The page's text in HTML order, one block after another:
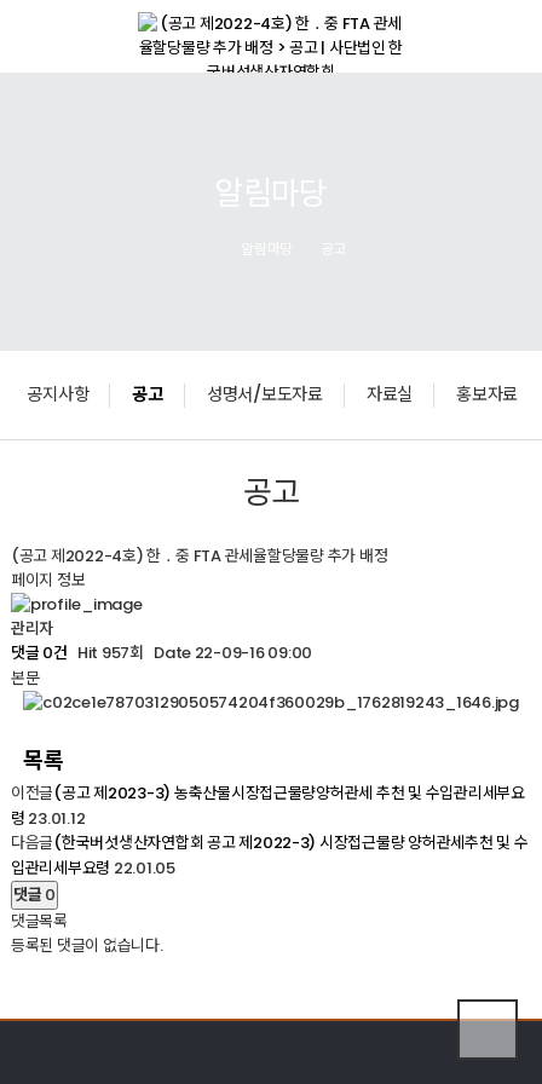
공지사항 공고 성명서/보도자료 자료실 홍보자료
공고
(공고 제2022-4호) 한 ․ 중 FTA 관세율할당물량 추가 배정
페이지 정보
관리자
댓글 0건 Hit 957회 Date 22-09-16 09:00
본문
목록
이전글(공고 제2023-3) 농축산물시장접근물량양허관세 추천 및 수입관리세부요
령 23.01.12
다음글(한국버섯생산자연합회 공고 제2022-3) 시장접근물량 양허관세추천 및 수
입관리세부요령 22.01.05
댓글 0
댓글목록
등록된 댓글이 없습니다.